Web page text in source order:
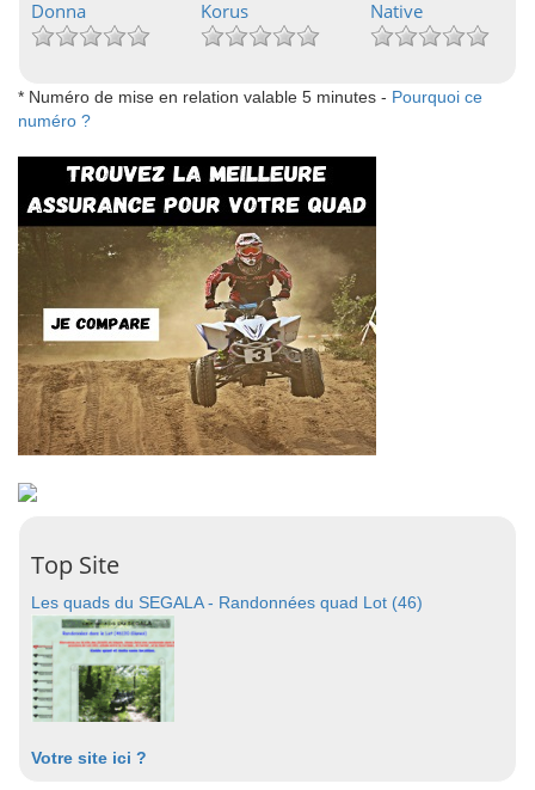
Donna
Korus
Native
* Numéro de mise en relation valable 5 minutes - Pourquoi ce
numéro ?
Top Site
Les quads du SEGALA - Randonnées quad Lot (46)
Votre site ici ?